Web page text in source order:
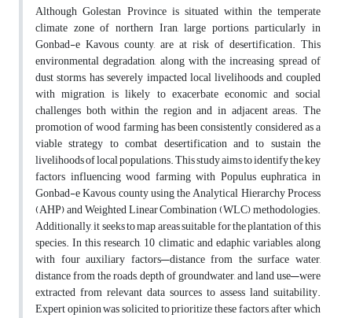
Although Golestan Province is situated within the temperate
climate zone of northern Iran, large portions, particularly in
Gonbad-e Kavous county, are at risk of desertification. This
environmental degradation, along with the increasing spread of
dust storms, has severely impacted local livelihoods and, coupled
with migration, is likely to exacerbate economic and social
challenges both within the region and in adjacent areas. The
promotion of wood farming has been consistently considered as a
viable strategy to combat desertification and to sustain the
livelihoods of local populations. This study aims to identify the key
factors influencing wood farming with Populus euphratica in
Gonbad-e Kavous county using the Analytical Hierarchy Process
(AHP) and Weighted Linear Combination (WLC) methodologies.
Additionally, it seeks to map areas suitable for the plantation of this
species. In this research, 10 climatic and edaphic variables, along
with four auxiliary factors—distance from the surface water,
distance from the roads, depth of groundwater, and land use—were
extracted from relevant data sources to assess land suitability.
Expert opinion was solicited to prioritize these factors, after which